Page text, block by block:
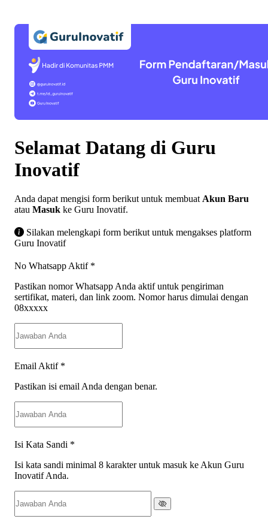
Selamat Datang di Guru
Inovatif
Anda dapat mengisi form berikut untuk membuatAkun Baru
atau Masuk ke Guru Inovatif.
Silakan melengkapi form berikut untuk mengakses platform
Guru Inovatif
No Whatsapp Aktif *
Pastikan nomor Whatsapp Anda aktif untuk pengiriman
sertifikat, materi, dan link zoom. Nomor harus dimulai dengan
08xxxxx
Email Aktif *
Pastikan isi email Anda dengan benar.
Isi Kata Sandi *
Isi kata sandi minimal 8 karakter untuk masuk ke Akun Guru
Inovatif Anda.